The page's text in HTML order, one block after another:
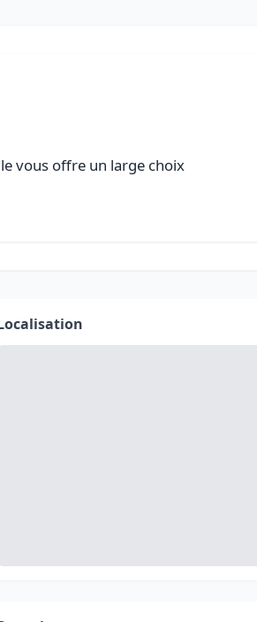
vous offre un large choix